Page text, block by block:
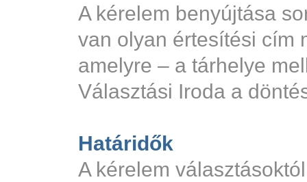
A kérelem benyújtása
van olyan értesítési cím
amelyre – a tárhelye
Választási Iroda a
Határidők
A kérelem